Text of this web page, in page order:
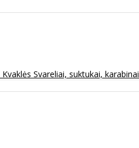
Kvaklės Svareliai, suktukai, karabinai